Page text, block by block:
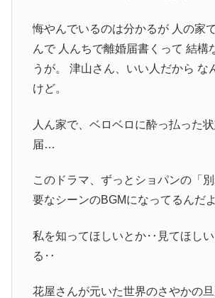
悔やんでいるのは分かるが 人の家
んで 人んちで離婚届書くって 結構
うが。 津山さん、いい人だから な
けど。
人ん家で、ベロベロに酔っ払った
届…
このドラマ、ずっとショパンの「
要なシーンのBGMになってるんだ
私を知ってほしいとか‥見てほし
る‥
花屋さんが元いた世界のさやかの